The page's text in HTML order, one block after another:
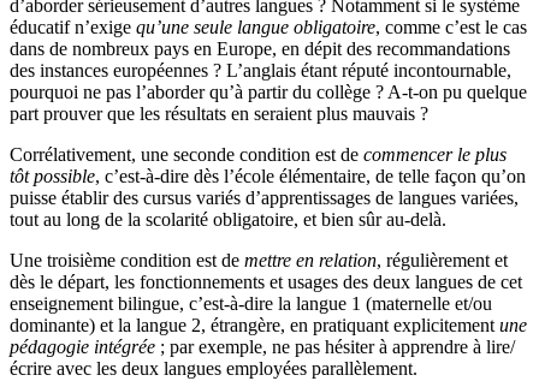
d’aborder sérieusement d’autres langues ? Notamment si le système
éducatif n’exige qu’une seule langue obligatoire, comme c’est le cas
dans de nombreux pays en Europe, en dépit des recommandations
des instances européennes ? L’anglais étant réputé incontournable,
pourquoi ne pas l’aborder qu’à partir du collège ? A-t-on pu quelque
part prouver que les résultats en seraient plus mauvais ?
Corrélativement, une seconde condition est de commencer le plus
tôt possible, c’est-à-dire dès l’école élémentaire, de telle façon qu’on
puisse établir des cursus variés d’apprentissages de langues variées,
tout au long de la scolarité obligatoire, et bien sûr au-delà.
Une troisième condition est de mettre en relation, régulièrement et
dès le départ, les fonctionnements et usages des deux langues de cet
enseignement bilingue, c’est-à-dire la langue 1 (maternelle et/ou
dominante) et la langue 2, étrangère, en pratiquant explicitement une
pédagogie intégrée ; par exemple, ne pas hésiter à apprendre à lire/
écrire avec les deux langues employées parallèlement.